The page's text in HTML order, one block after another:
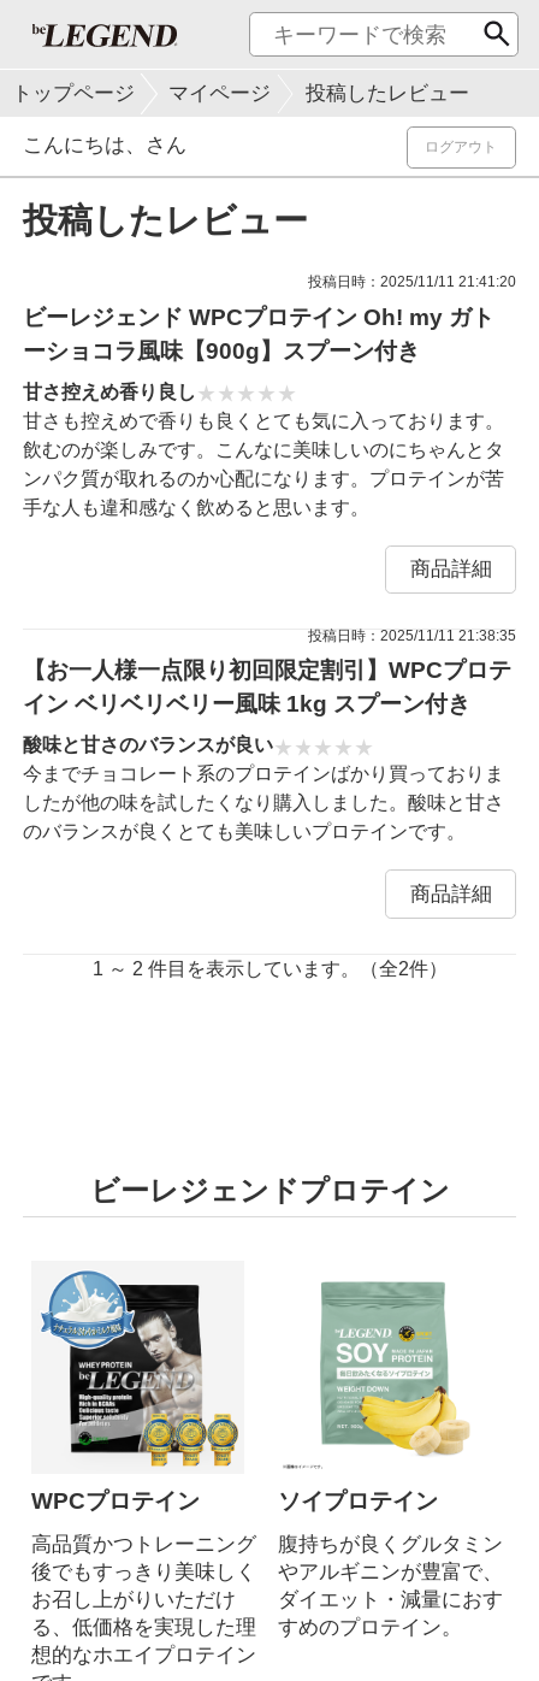
トップページ マイページ 投稿したレビュー
こんにちは、 さん ログアウト
投稿したレビュー
投稿日時：2025/11/11 21:41:20
ビーレジェンド WPCプロテイン Oh! my ガト
ーショコラ風味【900g】スプーン付き
甘さ控えめ香り良し
甘さも控えめで香りも良くとても気に入っております。
飲むのが楽しみです。こんなに美味しいのにちゃんとタ
ンパク質が取れるのか心配になります。プロテインが苦
手な人も違和感なく飲めると思います。
商品詳細
投稿日時：2025/11/11 21:38:35
【お一人様一点限り初回限定割引】WPCプロテ
イン ベリベリベリー風味 1kg スプーン付き
酸味と甘さのバランスが良い
今までチョコレート系のプロテインばかり買っておりま
したが他の味を試したくなり購入しました。酸味と甘さ
のバランスが良くとても美味しいプロテインです。
商品詳細
1 ～ 2 件目を表示しています。（全2件）
ビーレジェンドプロテイン
WPCプロテイン
高品質かつトレーニング
後でもすっきり美味しく
お召し上がりいただけ
る、低価格を実現した理
想的なホエイプロテイン
ソイプロテイン
腹持ちが良くグルタミン
やアルギニンが豊富で、
ダイエット・減量におす
すめのプロテイン。